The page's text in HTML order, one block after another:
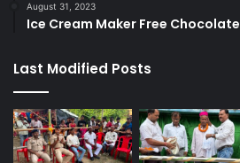
August 31, 2023
Ice Cream Maker Free Chocolate
Last Modified Posts